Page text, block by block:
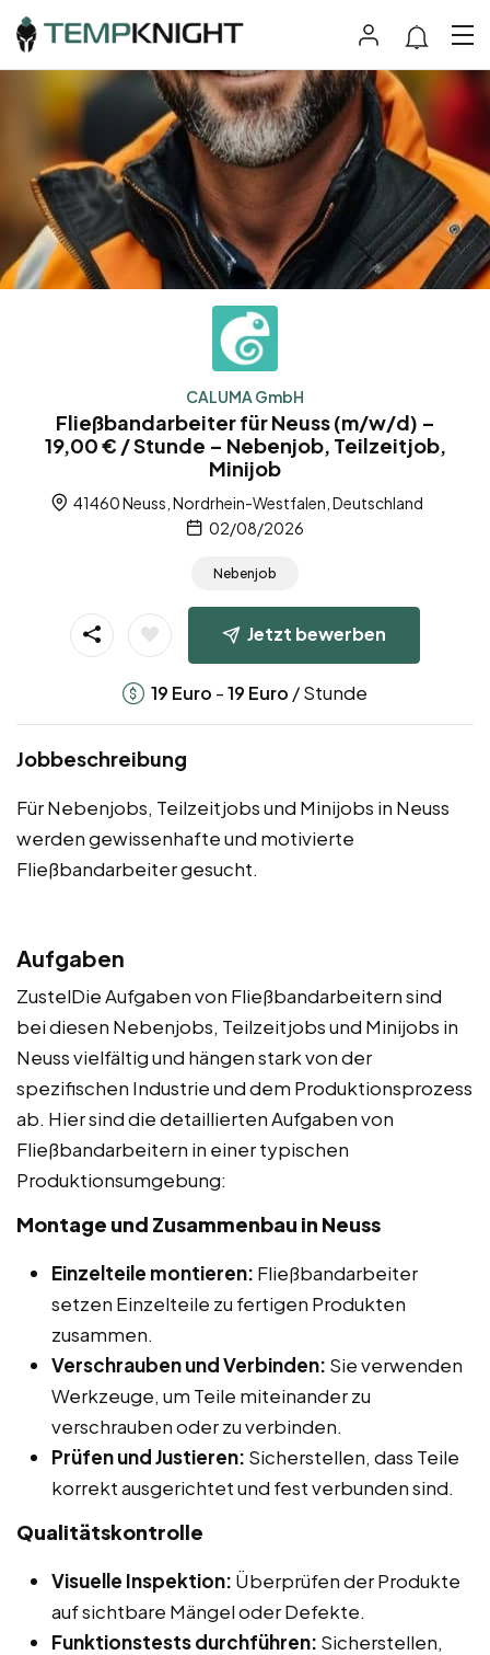
CALUMA GmbH
Fließbandarbeiter für Neuss (m/w/d) –
19,00 € / Stunde – Nebenjob, Teilzeitjob,
Minijob
41460 Neuss, Nordrhein-Westfalen, Deutschland
02/08/2026
Nebenjob
Jetzt bewerben
19 Euro -19 Euro / Stunde
Jobbeschreibung
Für Nebenjobs, Teilzeitjobs und Minijobs in Neuss
werden gewissenhafte und motivierte
Fließbandarbeiter gesucht.
Aufgaben
ZustelDie Aufgaben von Fließbandarbeitern sind
bei diesen Nebenjobs, Teilzeitjobs und Minijobs in
Neuss vielfältig und hängen stark von der
spezifischen Industrie und dem Produktionsprozess
ab. Hier sind die detaillierten Aufgaben von
Fließbandarbeitern in einer typischen
Produktionsumgebung:
Montage und Zusammenbau in Neuss
Einzelteile montieren: Fließbandarbeiter
setzen Einzelteile zu fertigen Produkten
zusammen.
Verschrauben und Verbinden: Sie verwenden
Werkzeuge, um Teile miteinander zu
verschrauben oder zu verbinden.
Prüfen und Justieren: Sicherstellen, dass Teile
korrekt ausgerichtet und fest verbunden sind.
Qualitätskontrolle
Visuelle Inspektion: Überprüfen der Produkte
auf sichtbare Mängel oder Defekte.
Funktionstests durchführen: Sicherstellen,